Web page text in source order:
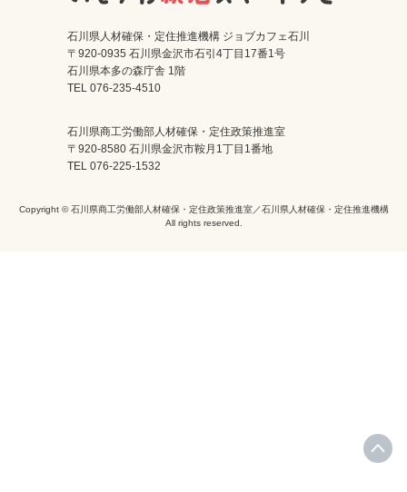
石川県人材確保・定住推進機構 ジョブカフェ石川
〒920-0935 石川県金沢市石引4丁目17番1号
石川県本多の森庁舎 1階
TEL 076-235-4510
石川県商工労働部人材確保・定住政策推進室
〒920-8580 石川県金沢市鞍月1丁目1番地
TEL 076-225-1532
Copyright © 石川県商工労働部人材確保・定住政策推進室／石川県人材確保・定住推進機構
All rights reserved.